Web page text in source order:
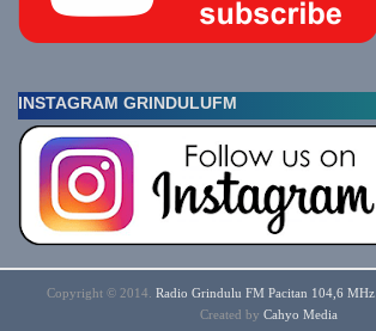
INSTAGRAM GRINDULUFM
Copyright © 2014. Radio Grindulu FM Pacitan 104,6 MHz
Created by Cahyo Media